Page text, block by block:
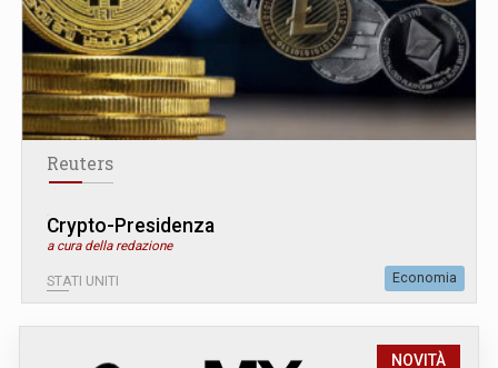
Reuters
Crypto-Presidenza
a cura della redazione
STATI UNITI Economia
NOVITÀ